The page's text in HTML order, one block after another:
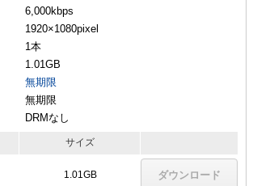
6,000kbps
1920×1080pixel
1本
1.01GB
無期限
無期限
DRMなし
サイズ
1.01GB ダウンロード